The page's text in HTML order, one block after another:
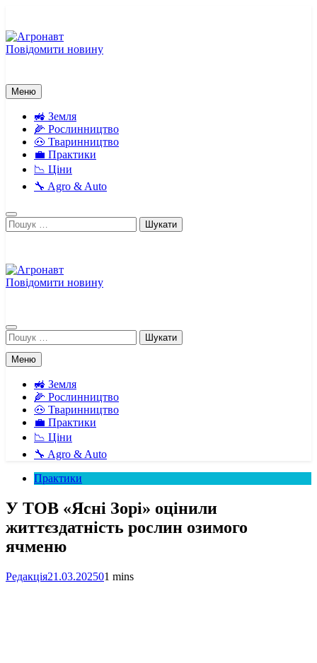
вмісту
Повідомити новину
Меню
🚜 Земля
🌽 Рослинництво
🐽 Тваринництво
💼 Практики
📉 Ціни
🔧 Agro & Auto
Пошук:
Повідомити новину
Пошук:
Меню
🚜 Земля
🌽 Рослинництво
🐽 Тваринництво
💼 Практики
📉 Ціни
🔧 Agro & Auto
Практики
У ТОВ «Ясні Зорі» оцінили
життєздатність рослин озимого
ячменю
Редакція21.03.202501 mins